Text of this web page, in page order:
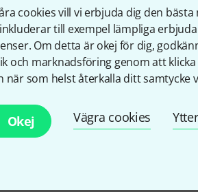
cookies vill vi erbjuda dig den
till exempel lämpliga
Om detta är okej för dig,
och marknadsföring genom att klicka
när som helst återkalla ditt samtycke
Okej Vägra cookies